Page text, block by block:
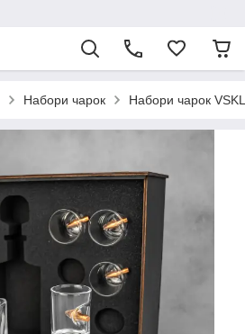
Набори чарок Набори чарок